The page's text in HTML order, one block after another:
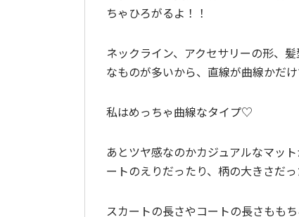
ちゃひろがるよ！！
ネックライン、アクセサリーの形、
なものが多いから、直線が曲線かだ
私はめっちゃ曲線なタイプ♡
あとツヤ感なのかカジュアルなマッ
ートのえりだったり、柄の大きさだ
スカートの長さやコートの長さもも